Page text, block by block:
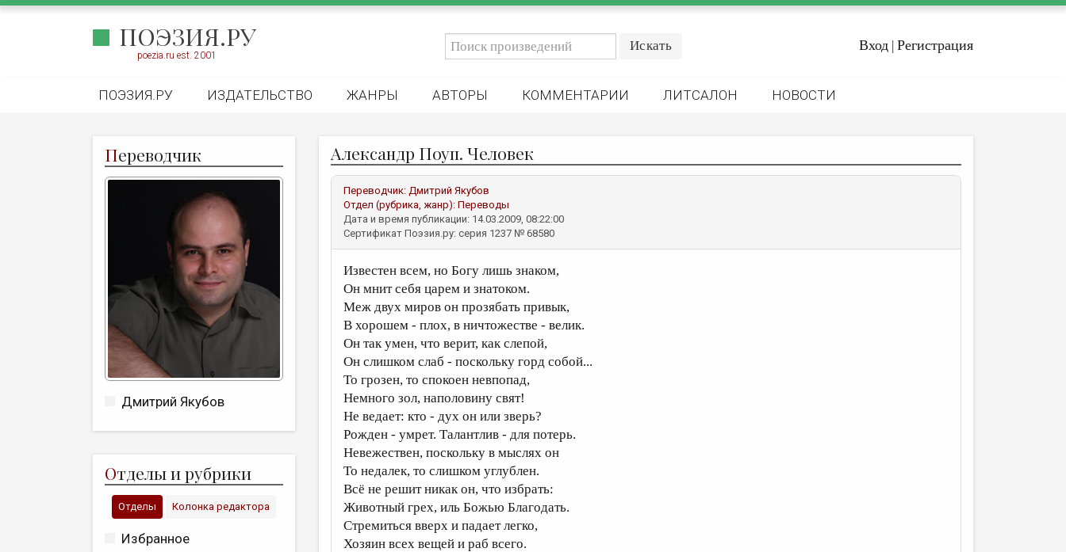
ПОЭЗИЯ.РУ
poezia.ru est. 2001
Вход | Регистрация
ПОЭЗИЯ.РУ ИЗДАТЕЛЬСТВО ЖАНРЫ АВТОРЫ КОММЕНТАРИИ ЛИТСАЛОН НОВОСТИ
Переводчик
Дмитрий Якубов
Отделы и рубрики
Отделы Колонка редактора
Избранное
Александр Поуп. Человек
Переводчик: Дмитрий Якубов
Отдел (рубрика, жанр): Переводы
Дата и время публикации: 14.03.2009, 08:22:00
Сертификат Поэзия.ру: серия 1237 № 68580
Известен всем, но Богу лишь знаком,
Он мнит себя царем и знатоком.
Меж двух миров он прозябать привык,
В хорошем - плох, в ничтожестве - велик.
Он так умен, что верит, как слепой,
Он слишком слаб - поскольку горд собой...
То грозен, то спокоен невпопад,
Немного зол, наполовину свят!
Не ведает: кто - дух он или зверь?
Рожден - умрет. Талантлив - для потерь.
Невежествен, поскольку в мыслях он
То недалек, то слишком углублен.
Всё не решит никак он, что избрать:
Животный грех, иль Божью Благодать.
Стремиться вверх и падает легко,
Хозяин всех вещей и раб всего.